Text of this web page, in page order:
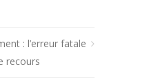
: l’erreur fatale
recours